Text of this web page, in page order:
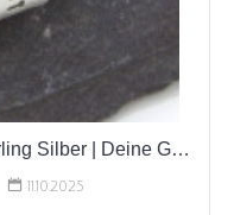
Personalisierte Hoops aus Sterling Silber | Deine Geschichte am Ohr | Personalisiertekette
11.10.2025